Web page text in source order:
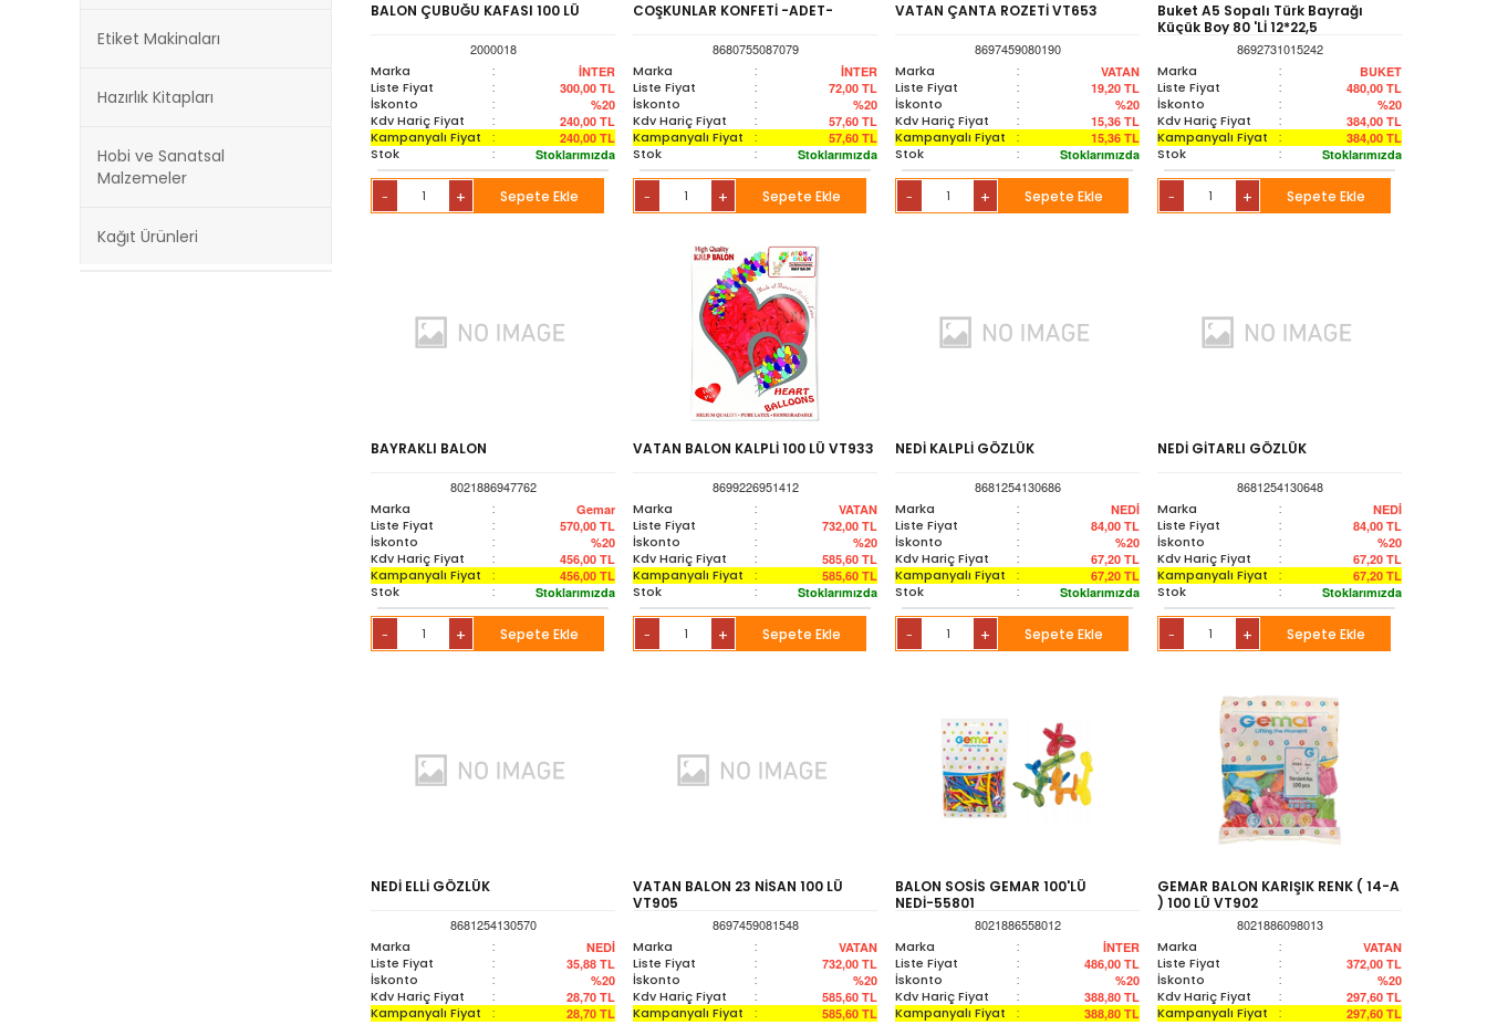
Etiket Makinaları
Hazırlık Kitapları
Hobi ve Sanatsal
Malzemeler
Kağıt Ürünleri
BALON ÇUBUĞU KAFASI 100 LÜ
2000018
Marka
: İNTER
Liste Fiyat : 300,00 TL
İskonto : %20
Kdv Hariç Fiyat : 240,00 TL
Kampanyalı Fiyat : 240,00 TL
Stok : Stoklarımızda
- + Sepete Ekle
COŞKUNLAR KONFETİ -ADET-
8680755087079
Marka
: İNTER
Liste Fiyat : 72,00 TL
İskonto : %20
Kdv Hariç Fiyat : 57,60 TL
Kampanyalı Fiyat : 57,60 TL
Stok : Stoklarımızda
- + Sepete Ekle
VATAN ÇANTA ROZETİ VT653
8697459080190
Marka
: VATAN
Liste Fiyat : 19,20 TL
İskonto : %20
Kdv Hariç Fiyat : 15,36 TL
Kampanyalı Fiyat : 15,36 TL
Stok : Stoklarımızda
- + Sepete Ekle
Buket A5 Sopalı Türk Bayrağı
Küçük Boy 80 'Lİ 12*22,5
8692731015242
Marka
: BUKET
Liste Fiyat : 480,00 TL
İskonto : %20
Kdv Hariç Fiyat : 384,00 TL
Kampanyalı Fiyat : 384,00 TL
Stok : Stoklarımızda
- + Sepete Ekle
BAYRAKLI BALON
8021886947762
Marka
: Gemar
Liste Fiyat : 570,00 TL
İskonto : %20
Kdv Hariç Fiyat : 456,00 TL
Kampanyalı Fiyat : 456,00 TL
Stok : Stoklarımızda
- + Sepete Ekle
VATAN BALON KALPLİ 100 LÜ VT933
8699226951412
Marka
: VATAN
Liste Fiyat : 732,00 TL
İskonto : %20
Kdv Hariç Fiyat : 585,60 TL
Kampanyalı Fiyat : 585,60 TL
Stok : Stoklarımızda
- + Sepete Ekle
NEDİ KALPLİ GÖZLÜK
8681254130686
Marka
: NEDİ
Liste Fiyat : 84,00 TL
İskonto : %20
Kdv Hariç Fiyat : 67,20 TL
Kampanyalı Fiyat : 67,20 TL
Stok : Stoklarımızda
- + Sepete Ekle
NEDİ GİTARLI GÖZLÜK
8681254130648
Marka
: NEDİ
Liste Fiyat : 84,00 TL
İskonto : %20
Kdv Hariç Fiyat : 67,20 TL
Kampanyalı Fiyat : 67,20 TL
Stok : Stoklarımızda
- + Sepete Ekle
NEDİ ELLİ GÖZLÜK
8681254130570
Marka
: NEDİ
Liste Fiyat : 35,88 TL
İskonto : %20
Kdv Hariç Fiyat : 28,70 TL
Kampanyalı Fiyat : 28,70 TL
VATAN BALON 23 NİSAN 100 LÜ
VT905
8697459081548
Marka
: VATAN
Liste Fiyat : 732,00 TL
İskonto : %20
Kdv Hariç Fiyat : 585,60 TL
Kampanyalı Fiyat : 585,60 TL
BALON SOSİS GEMAR 100'LÜ
NEDİ-55801
8021886558012
Marka
: İNTER
Liste Fiyat : 486,00 TL
İskonto : %20
Kdv Hariç Fiyat : 388,80 TL
Kampanyalı Fiyat : 388,80 TL
GEMAR BALON KARIŞIK RENK ( 14-A
) 100 LÜ VT902
8021886098013
Marka
: VATAN
Liste Fiyat : 372,00 TL
İskonto : %20
Kdv Hariç Fiyat : 297,60 TL
Kampanyalı Fiyat : 297,60 TL